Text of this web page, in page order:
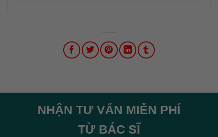
NHẬN TƯ VẤN MIỄN PHÍ
TỪ BÁC SĨ